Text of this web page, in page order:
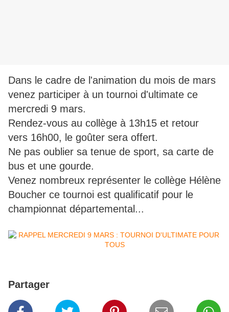
Dans le cadre de l'animation du mois de mars
venez participer à un tournoi d'ultimate ce
mercredi 9 mars.
Rendez-vous au collège à 13h15 et retour
vers 16h00, le goûter sera offert.
Ne pas oublier sa tenue de sport, sa carte de
bus et une gourde.
Venez nombreux représenter le collège Hélène
Boucher ce tournoi est qualificatif pour le
championnat départemental...
Partager